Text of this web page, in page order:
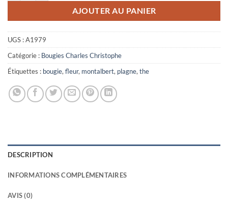
AJOUTER AU PANIER
UGS :A1979
Catégorie : Bougies Charles Christophe
Étiquettes : bougie, fleur, montalbert, plagne, the
DESCRIPTION
INFORMATIONS COMPLÉMENTAIRES
AVIS (0)